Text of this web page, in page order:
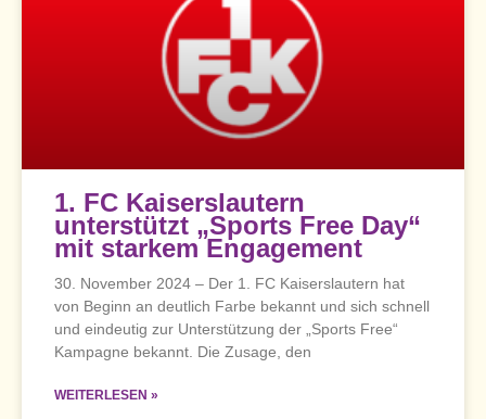
1. FC Kaiserslautern
unterstützt „Sports Free Day“
mit starkem Engagement
30. November 2024 – Der 1. FC Kaiserslautern hat
von Beginn an deutlich Farbe bekannt und sich schnell
und eindeutig zur Unterstützung der „Sports Free“
Kampagne bekannt. Die Zusage, den
WEITERLESEN »